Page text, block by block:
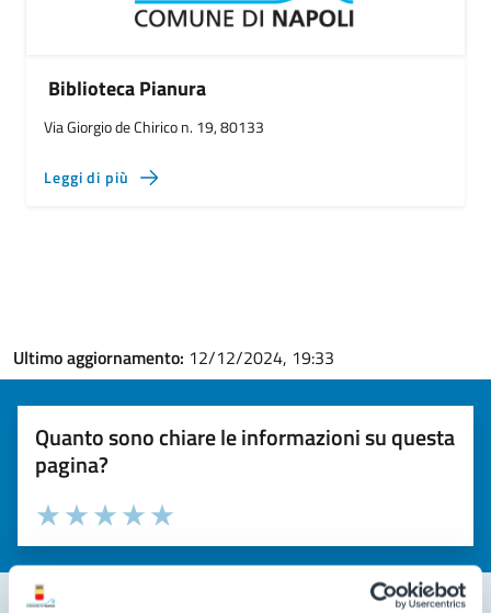
Biblioteca Pianura
Via Giorgio de Chirico n. 19, 80133
Leggi di più
Ultimo aggiornamento: 12/12/2024, 19:33
Quanto sono chiare le informazioni su questa
pagina?
Valuta la chiarezza delle informazioni (da 1 a 5 stelle)
Seleziona il numero di stelle per valutare la chiarezza delle
Valuta 5 stelle su 5
Valuta 4 stelle su 5
Valuta 3 stelle su 5
Valuta 2 stelle su 5
Valuta 1 stelle su 5